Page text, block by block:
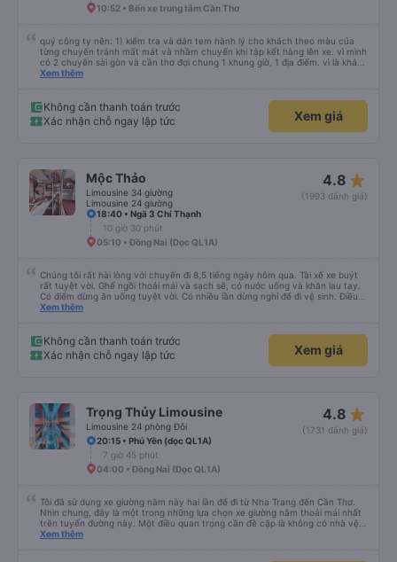
10:52 • Bến xe trung tâm Cần Thơ
quý công ty nên: 1) kiểm tra và dán tem hành lý cho khách theo màu của
từng chuyến tránh mất mát và nhầm chuyến khi tập kết hàng lên xe. vì mình
có 2 chuyến sài gòn và cần thơ đợi chung 1 khung giờ, 1 địa điểm. vì là khách
thân thiết của quý công ty nên rất hài lòng và tin tưởng. tuy nhiên rất mong
thì chắc chắn quy công ty là nhà xe được yêu thích và lựa chọn số 1 quy
nhơn. rất cảm ơn quý anh chị em cty cũng như chị Thảo đã lắng nghe và
tiếp nhận. " khách hàng thân thiết nhiều năm của nhà xe từ thời sinh viên"
Xem thêm
Không cần thanh toán trước
Xác nhận chỗ ngay lập tức
Xem giá
Mộc Thảo
Limousine 34 giường
Limousine 24 giường
4.8 star_rate
(1993 đánh giá)
18:40 • Ngã 3 Chí Thạnh
10 giờ 30 phút
05:10 • Đồng Nai (Dọc QL1A)
Chúng tôi rất hài lòng với chuyến đi 8,5 tiếng ngày hôm qua. Tài xế xe buýt
rất tuyệt vời. Ghế ngồi thoải mái và sạch sẽ, có nước uống và khăn lau tay.
Có điểm dừng ăn uống tuyệt vời. Có nhiều lần dừng nghỉ để đi vệ sinh. Điều
duy nhất tôi muốn đề xuất để cải thiện là cho phép thanh toán bằng thẻ
Xem thêm
Không cần thanh toán trước
Xác nhận chỗ ngay lập tức
Xem giá
Trọng Thủy Limousine
Limousine 24 phòng Đôi
4.8 star_rate
(1731 đánh giá)
20:15 • Phú Yên (dọc QL1A)
7 giờ 45 phút
04:00 • Đồng Nai (Dọc QL1A)
Tôi đã sử dụng xe giường nằm này hai lần để đi từ Nha Trang đến Cần Thơ.
Nhìn chung, đây là một trong những lựa chọn xe giường nằm thoải mái nhất
trên tuyến đường này. Một điều quan trọng cần đề cập là không có nhà vệ
sinh trên xe, điều này có thể gây khó chịu trên một hành trình dài xuyên
Xem thêm